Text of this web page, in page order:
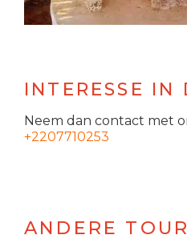
INTERESSE IN
Neem dan contact met
+2207710253
ANDERE